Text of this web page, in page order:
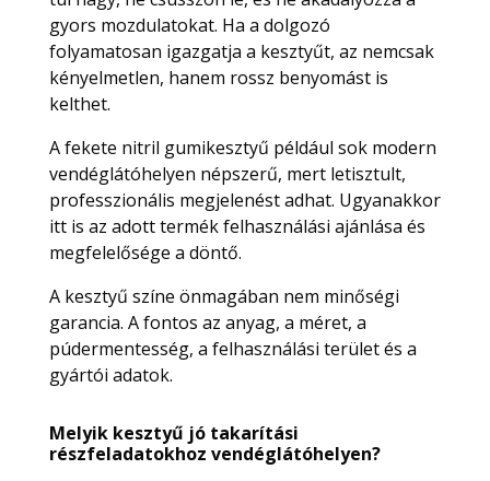
gyors mozdulatokat. Ha a dolgozó
folyamatosan igazgatja a kesztyűt, az nemcsak
kényelmetlen, hanem rossz benyomást is
kelthet.
A fekete nitril gumikesztyű például sok modern
vendéglátóhelyen népszerű, mert letisztult,
professzionális megjelenést adhat. Ugyanakkor
itt is az adott termék felhasználási ajánlása és
megfelelősége a döntő.
A kesztyű színe önmagában nem minőségi
garancia. A fontos az anyag, a méret, a
púdermentesség, a felhasználási terület és a
gyártói adatok.
Melyik kesztyű jó takarítási
részfeladatokhoz vendéglátóhelyen?